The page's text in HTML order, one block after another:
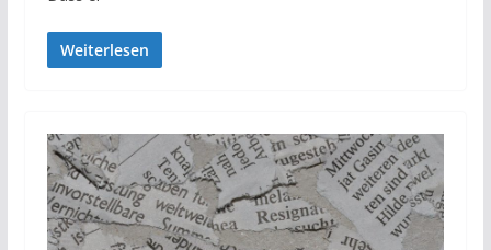
Weiterlesen